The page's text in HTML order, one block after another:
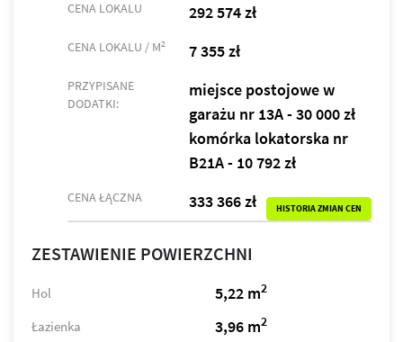
CENA LOKALU 292 574 zł
CENA LOKALU / M2 7 355 zł
PRZYPISANE
DODATKI:
miejsce postojowe w
garażu nr 13A - 30 000 zł
komórka lokatorska nr
B21A - 10 792 zł
CENA ŁĄCZNA 333 366 zł HISTORIA ZMIAN CEN
ZESTAWIENIE POWIERZCHNI
Hol 5,22 m2
Łazienka 3,96 m2